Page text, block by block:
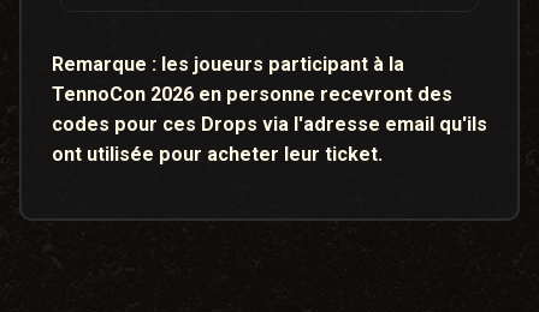
Remarque : les joueurs participant à la
TennoCon 2026 en personne recevront des
codes pour ces Drops via l'adresse email qu'ils
ont utilisée pour acheter leur ticket.